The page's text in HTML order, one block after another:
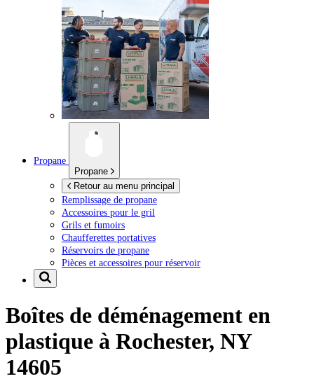
Propane
Propane
Retour au menu principal
Remplissage de propane
Accessoires pour le gril
Grils et fumoirs
Chaufferettes portatives
Réservoirs de propane
Pièces et accessoires pour réservoir
Boîtes de déménagement en
plastique à Rochester, NY
14605